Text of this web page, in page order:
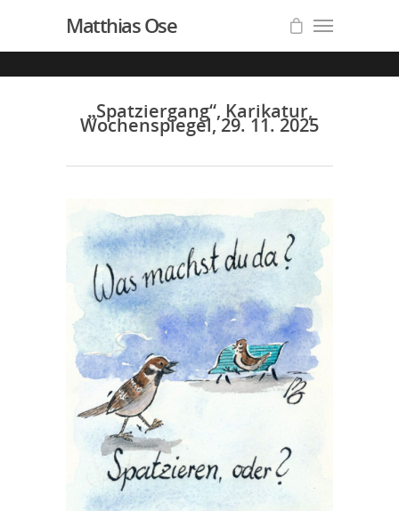
Matthias Ose
„Spatziergang“, Karikatur,
Wochenspiegel, 29. 11. 2025